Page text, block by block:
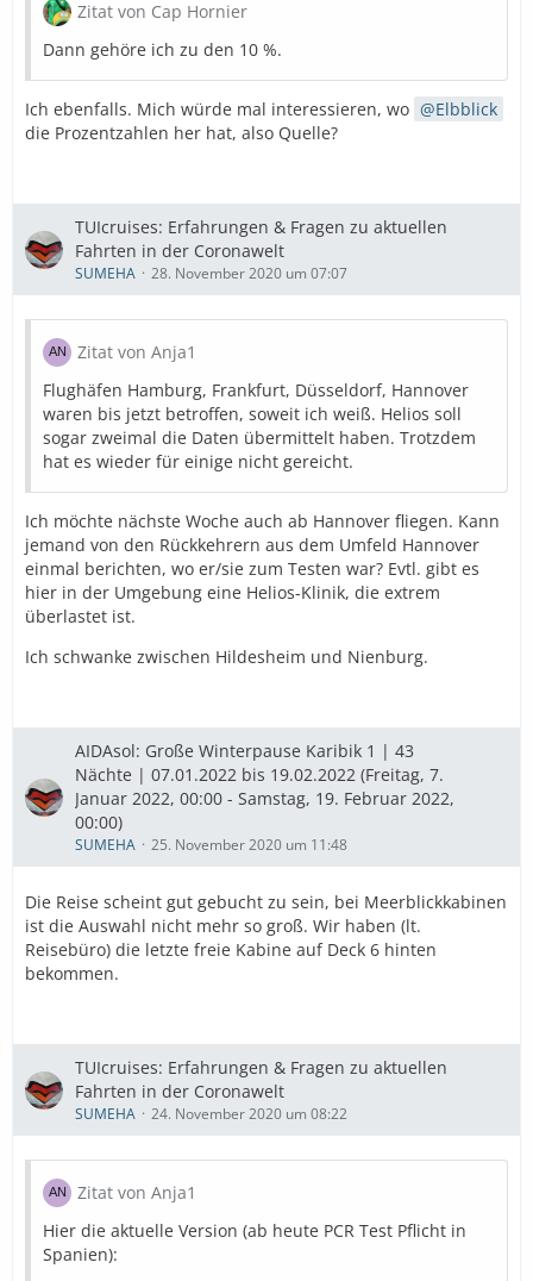
Zitat von Cap Hornier
Dann gehöre ich zu den 10 %.
Ich ebenfalls. Mich würde mal interessieren, wo
Elbblick
die Prozentzahlen her hat, also Quelle?
TUIcruises: Erfahrungen & Fragen zu aktuellen
Fahrten in der Coronawelt
SUMEHA 28. November 2020 um 07:07
Zitat von Anja1
Flughäfen Hamburg, Frankfurt, Düsseldorf, Hannover
waren bis jetzt betroffen, soweit ich weiß. Helios soll
sogar zweimal die Daten übermittelt haben. Trotzdem
hat es wieder für einige nicht gereicht.
Ich möchte nächste Woche auch ab Hannover fliegen. Kann
jemand von den Rückkehrern aus dem Umfeld Hannover
einmal berichten, wo er/sie zum Testen war? Evtl. gibt es
hier in der Umgebung eine Helios-Klinik, die extrem
überlastet ist.
Ich schwanke zwischen Hildesheim und Nienburg.
AIDAsol: Große Winterpause Karibik 1 | 43
Nächte | 07.01.2022 bis 19.02.2022 (Freitag, 7.
Januar 2022, 00:00 - Samstag, 19. Februar 2022,
00:00)
SUMEHA 25. November 2020 um 11:48
Die Reise scheint gut gebucht zu sein, bei Meerblickkabinen
ist die Auswahl nicht mehr so groß. Wir haben (lt.
Reisebüro) die letzte freie Kabine auf Deck 6 hinten
bekommen.
TUIcruises: Erfahrungen & Fragen zu aktuellen
Fahrten in der Coronawelt
SUMEHA 24. November 2020 um 08:22
Zitat von Anja1
Hier die aktuelle Version (ab heute PCR Test Pflicht in
Spanien):